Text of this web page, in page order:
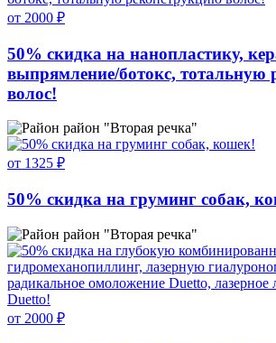
от 2000 ₽
50% скидка на нанопластику,
выпрямление/ботокс, тотальную
волос!
район "Вторая речка"
от 1325 ₽
50% скидка на груминг собак,
район "Вторая речка"
от 2000 ₽